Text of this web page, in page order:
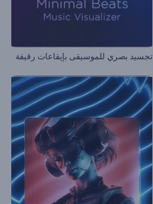
تجسيد بصري للموسيقى بإيقاعات رقيقة